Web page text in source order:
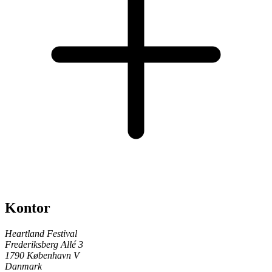
Kontor
Heartland Festival
Frederiksberg Allé 3
1790 København V
Danmark